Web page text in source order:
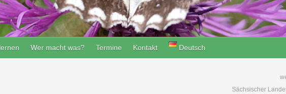
Wer macht was? Termine Kontakt Deutsch
Sächsischer